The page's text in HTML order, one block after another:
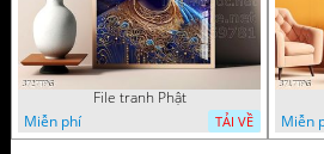
File tranh Phật
Miễn phí
TẢI VỀ
Miễn